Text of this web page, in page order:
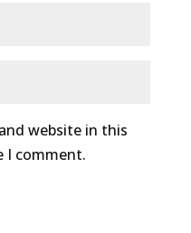
website in this
I comment.